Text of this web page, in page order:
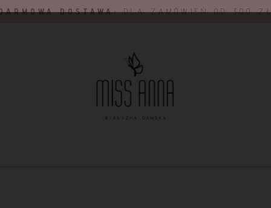
DOSTAWA:DLA ZAMÓWIEŃ OD 300